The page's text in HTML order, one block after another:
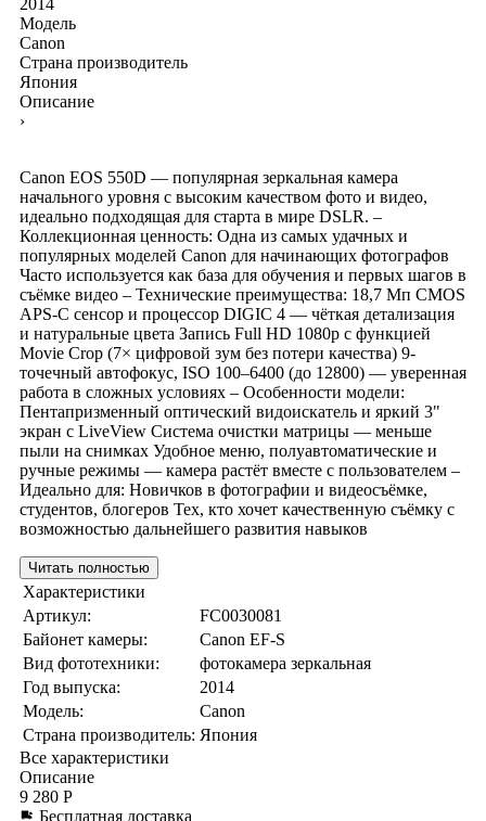
Модель
Canon
Страна производитель
Япония
Описание
›
Canon EOS 550D — популярная зеркальная камера
начального уровня с высоким качеством фото и видео,
идеально подходящая для старта в мире DSLR. –
Коллекционная ценность: Одна из самых удачных и
популярных моделей Canon для начинающих фотографов
Часто используется как база для обучения и первых шагов в
съёмке видео – Технические преимущества: 18,7 Мп CMOS
APS-C сенсор и процессор DIGIC 4 — чёткая детализация
и натуральные цвета Запись Full HD 1080p с функцией
Movie Crop (7× цифровой зум без потери качества) 9-
точечный автофокус, ISO 100–6400 (до 12800) — уверенная
работа в сложных условиях – Особенности модели:
Пентапризменный оптический видоискатель и яркий 3"
экран с LiveView Система очистки матрицы — меньше
пыли на снимках Удобное меню, полуавтоматические и
ручные режимы — камера растёт вместе с пользователем –
Идеально для: Новичков в фотографии и видеосъёмке,
студентов, блогеров Тех, кто хочет качественную съёмку с
возможностью дальнейшего развития навыков
Читать полностью
Характеристики
Артикул:
FC0030081
Байонет камеры:
Canon EF-S
Вид фототехники:
фотокамера зеркальная
Год выпуска:
2014
Модель:
Canon
Страна производитель: Япония
Все характеристики
Описание
9 280 Р
Бесплатная доставка